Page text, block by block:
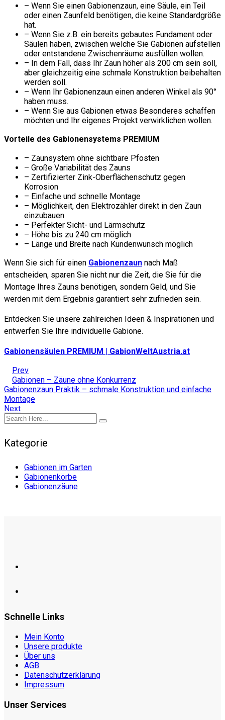
– Wenn Sie einen Gabionenzaun, eine Säule, ein Teil
oder einen Zaunfeld benötigen, die keine Standardgröße
hat.
– Wenn Sie z.B. ein bereits gebautes Fundament oder
Säulen haben, zwischen welche Sie Gabionen aufstellen
oder entstandene Zwischenräume ausfüllen wollen.
– In dem Fall, dass Ihr Zaun höher als 200 cm sein soll,
aber gleichzeitig eine schmale Konstruktion beibehalten
werden soll.
– Wenn Ihr Gabionenzaun einen anderen Winkel als 90°
haben muss.
– Wenn Sie aus Gabionen etwas Besonderes schaffen
möchten und Ihr eigenes Projekt verwirklichen wollen.
Vorteile des Gabionensystems PREMIUM
– Zaunsystem ohne sichtbare Pfosten
– Große Variabilität des Zauns
– Zertifizierter Zink-Oberflächenschutz gegen
Korrosion
– Einfache und schnelle Montage
– Möglichkeit, den Elektrozähler direkt in den Zaun
einzubauen
– Perfekter Sicht- und Lärmschutz
– Höhe bis zu 240 cm möglich
– Länge und Breite nach Kundenwunsch möglich
Wenn Sie sich für einen Gabionenzaun nach Maß
entscheiden, sparen Sie nicht nur die Zeit, die Sie für die
Montage Ihres Zauns benötigen, sondern Geld, und Sie
werden mit dem Ergebnis garantiert sehr zufrieden sein.
Entdecken Sie unsere zahlreichen Ideen & Inspirationen und
entwerfen Sie Ihre individuelle Gabione.
Gabionensäulen PREMIUM | GabionWeltAustria.at
Prev
Gabionen – Zäune ohne Konkurrenz
Gabionenzaun Praktik – schmale Konstruktion und einfache
Montage
Next
Kategorie
Gabionen im Garten
Gabionenkörbe
Gabionenzäune
Schnelle Links
Mein Konto
Unsere produkte
Über uns
AGB
Datenschutzerklärung
Impressum
Unser Services